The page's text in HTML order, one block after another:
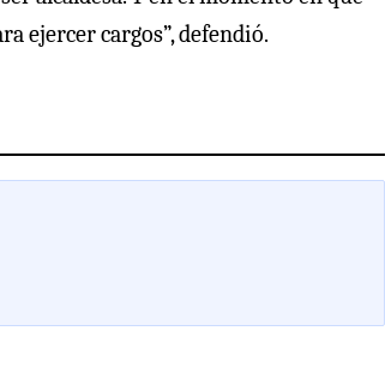
ejercer cargos”, defendió.